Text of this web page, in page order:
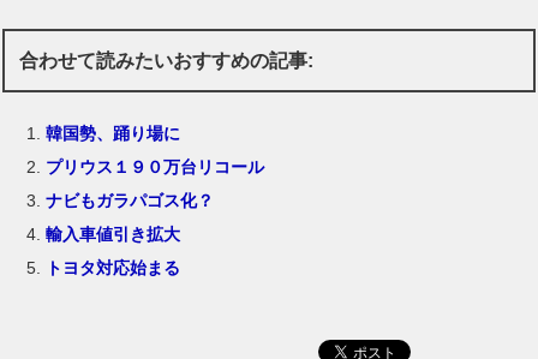
合わせて読みたいおすすめの記事:
韓国勢、踊り場に
プリウス１９０万台リコール
ナビもガラパゴス化？
輸入車値引き拡大
トヨタ対応始まる